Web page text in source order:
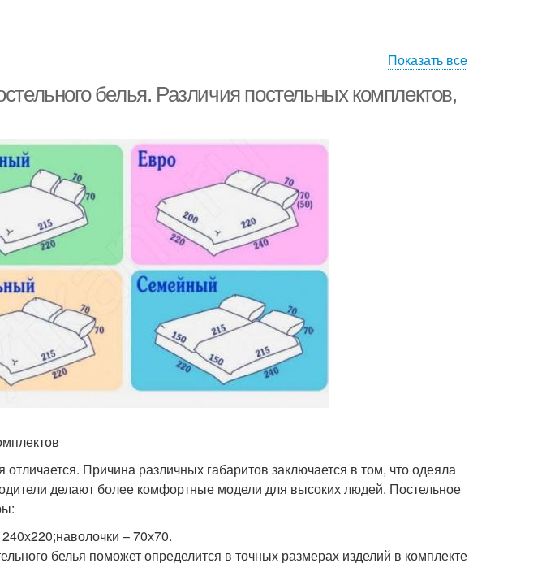
Показать все
белья. Различия постельных комплектов,
Причина различных габаритов заключается в том, что одеяла
делают более комфортные модели для высоких людей. Постельное
– 70х70.
белья поможет определится в точных размерах изделий в комплекте